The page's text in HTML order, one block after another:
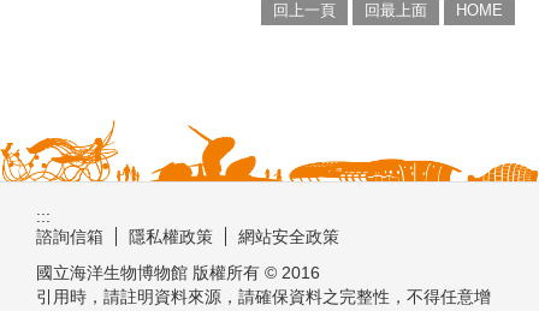
回上一頁 回最上面 HOME
:::
諮詢信箱
隱私權政策
網站安全政策
國立海洋生物博物館 版權所有 © 2016
引用時，請註明資料來源，請確保資料之完整性，不得任意增